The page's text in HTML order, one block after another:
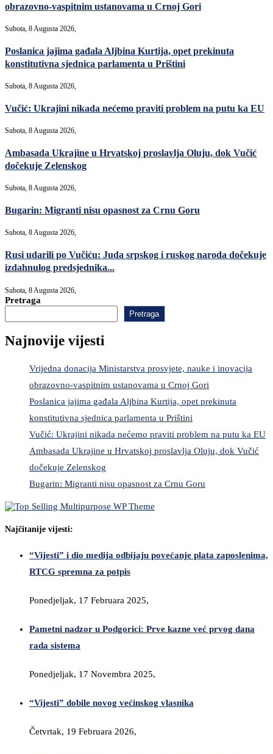
obrazovno-vaspitnim ustanovama u Crnoj Gori
Subota, 8 Augusta 2026,
Poslanica jajima gađala Aljbina Kurtija, opet prekinuta
konstitutivna sjednica parlamenta u Prištini
Subota, 8 Augusta 2026,
Vučić: Ukrajini nikada nećemo praviti problem na putu ka EU
Subota, 8 Augusta 2026,
Ambasada Ukrajine u Hrvatskoj proslavlja Oluju, dok Vučić
dočekuje Zelenskog
Subota, 8 Augusta 2026,
Bugarin: Migranti nisu opasnost za Crnu Goru
Subota, 8 Augusta 2026,
Rusi udarili po Vučiću: Juda srpskog i ruskog naroda dočekuje
izdahnulog predsjednika...
Subota, 8 Augusta 2026,
Pretraga
Pretraga
Najnovije vijesti
Vrijedna donacija Ministarstva prosvjete, nauke i inovacija
obrazovno-vaspitnim ustanovama u Crnoj Gori
Poslanica jajima gađala Aljbina Kurtija, opet prekinuta
konstitutivna sjednica parlamenta u Prištini
Vučić: Ukrajini nikada nećemo praviti problem na putu ka EU
Ambasada Ukrajine u Hrvatskoj proslavlja Oluju, dok Vučić
dočekuje Zelenskog
Bugarin: Migranti nisu opasnost za Crnu Goru
Najčitanije vijesti:
“Vijesti” i dio medija odbijaju povećanje plata zaposlenima,
RTCG spremna za potpis
Ponedjeljak, 17 Februara 2025,
Pametni nadzor u Podgorici: Prve kazne već prvog dana
rada sistema
Ponedjeljak, 17 Novembra 2025,
“Vijesti” dobile novog većinskog vlasnika
Četvrtak, 19 Februara 2026,